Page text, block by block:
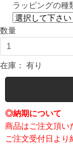
ラッピングの種
数量
在庫： 有り
◎納期について
商品はご注文頂い
ご注文受付日より